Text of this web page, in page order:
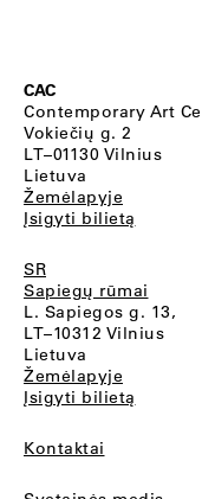
CAC
Contemporary Art
Vokiečių g. 2
LT–01130 Vilnius
Lietuva
Žemėlapyje
Įsigyti bilietą
SR
Sapiegų rūmai
L. Sapiegos g. 13,
LT–10312 Vilnius
Lietuva
Žemėlapyje
Įsigyti bilietą
Kontaktai